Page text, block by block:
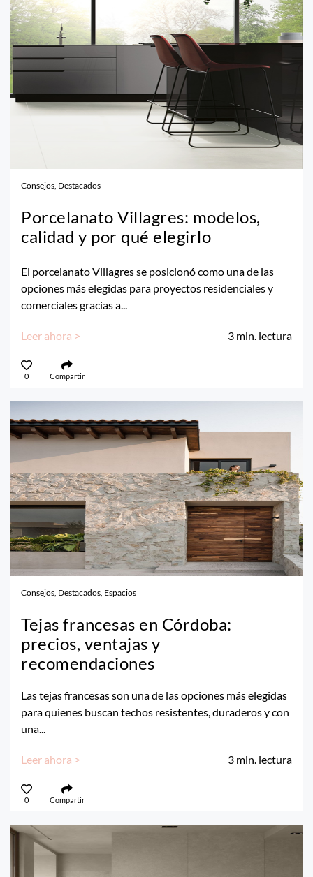
Consejos, Destacados
Porcelanato Villagres: modelos,
calidad y por qué elegirlo
El porcelanato Villagres se posicionó como una de las
opciones más elegidas para proyectos residenciales y
comerciales gracias a...
Leer ahora > 3 min. lectura
0 Compartir
Consejos, Destacados, Espacios
Tejas francesas en Córdoba:
precios, ventajas y
recomendaciones
Las tejas francesas son una de las opciones más elegidas
para quienes buscan techos resistentes, duraderos y con
una...
Leer ahora > 3 min. lectura
0 Compartir